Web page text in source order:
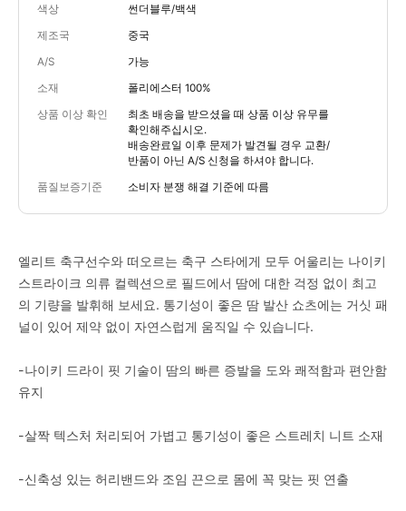
색상 썬더블루/백색
제조국 중국
A/S 가능
소재 폴리에스터 100%
상품 이상 확인
최초 배송을 받으셨을 때 상품 이상 유무를
확인해주십시오.
배송완료일 이후 문제가 발견될 경우 교환/
반품이 아닌 A/S 신청을 하셔야 합니다.
품질보증기준 소비자 분쟁 해결 기준에 따름
엘리트 축구선수와 떠오르는 축구 스타에게 모두 어울리는 나이키
스트라이크 의류 컬렉션으로 필드에서 땀에 대한 걱정 없이 최고
의 기량을 발휘해 보세요. 통기성이 좋은 땀 발산 쇼츠에는 거싯 패
널이 있어 제약 없이 자연스럽게 움직일 수 있습니다.
-나이키 드라이 핏 기술이 땀의 빠른 증발을 도와 쾌적함과 편안함
유지
-살짝 텍스처 처리되어 가볍고 통기성이 좋은 스트레치 니트 소재
-신축성 있는 허리밴드와 조임 끈으로 몸에 꼭 맞는 핏 연출